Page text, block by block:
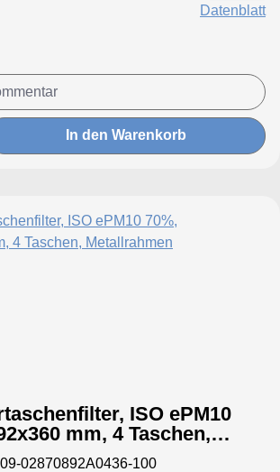
Datenblatt
In den Warenkorb
ISO ePM10
mm, 4 Taschen,
09-02870892A0436-100